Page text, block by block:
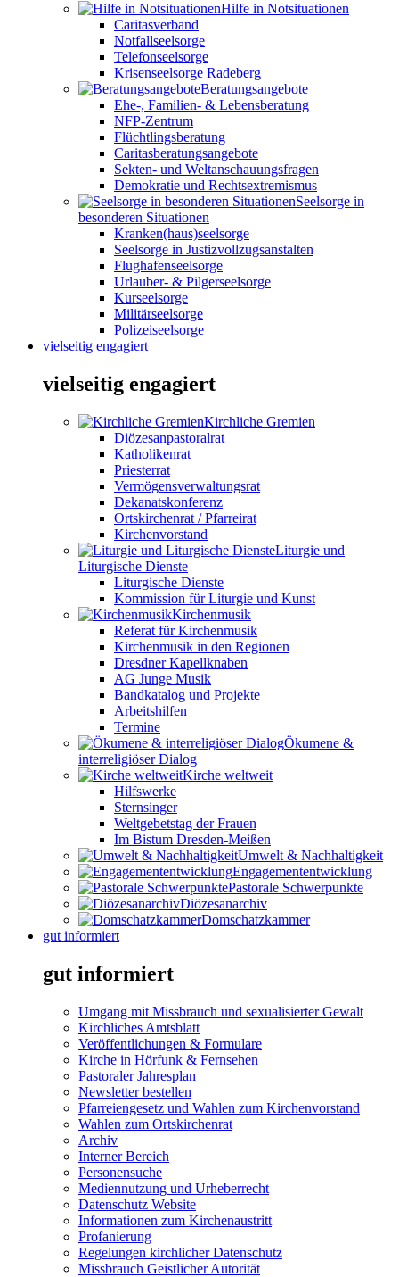
Hilfe in Notsituationen
Caritasverband
Notfallseelsorge
Telefonseelsorge
Krisenseelsorge Radeberg
Beratungsangebote
Ehe-, Familien- & Lebensberatung
NFP-Zentrum
Flüchtlingsberatung
Caritasberatungsangebote
Sekten- und Weltanschauungsfragen
Demokratie und Rechtsextremismus
Seelsorge in
besonderen Situationen
Kranken(haus)seelsorge
Seelsorge in Justizvollzugsanstalten
Flughafenseelsorge
Urlauber- & Pilgerseelsorge
Kurseelsorge
Militärseelsorge
Polizeiseelsorge
vielseitig engagiert
vielseitig engagiert
Kirchliche Gremien
Diözesanpastoralrat
Katholikenrat
Priesterrat
Vermögensverwaltungsrat
Dekanatskonferenz
Ortskirchenrat / Pfarreirat
Kirchenvorstand
Liturgie und
Liturgische Dienste
Liturgische Dienste
Kommission für Liturgie und Kunst
Kirchenmusik
Referat für Kirchenmusik
Kirchenmusik in den Regionen
Dresdner Kapellknaben
AG Junge Musik
Bandkatalog und Projekte
Arbeitshilfen
Termine
Ökumene &
interreligiöser Dialog
Kirche weltweit
Hilfswerke
Sternsinger
Weltgebetstag der Frauen
Im Bistum Dresden-Meißen
Umwelt & Nachhaltigkeit
Engagemententwicklung
Pastorale Schwerpunkte
Diözesanarchiv
Domschatzkammer
gut informiert
gut informiert
Umgang mit Missbrauch und sexualisierter Gewalt
Kirchliches Amtsblatt
Veröffentlichungen & Formulare
Kirche in Hörfunk & Fernsehen
Pastoraler Jahresplan
Newsletter bestellen
Pfarreiengesetz und Wahlen zum Kirchenvorstand
Wahlen zum Ortskirchenrat
Archiv
Interner Bereich
Personensuche
Mediennutzung und Urheberrecht
Datenschutz Website
Informationen zum Kirchenaustritt
Profanierung
Regelungen kirchlicher Datenschutz
Missbrauch Geistlicher Autorität